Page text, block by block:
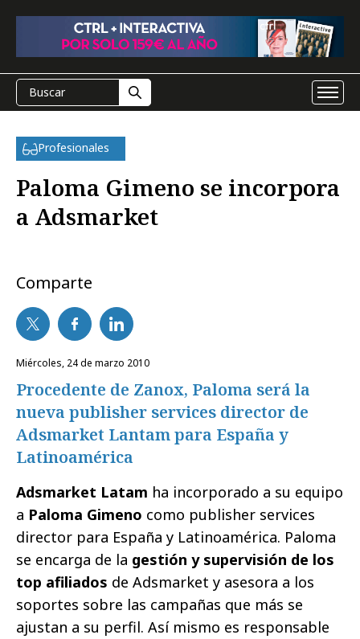
Profesionales
Paloma Gimeno se incorpora
a Adsmarket
Comparte
miércoles, 24 de marzo 2010
Procedente de Zanox, Paloma será la
nueva publisher services director de
Adsmarket Lantam para España y
Latinoamérica
Adsmarket Latam ha incorporado a su equipo
a Paloma Gimeno como publisher services
director para España y Latinoamérica. Paloma
se encarga de la gestión y supervisión de los
top afiliados de Adsmarket y asesora a los
soportes sobre las campañas que más se
ajustan a su perfil. Así mismo es responsable